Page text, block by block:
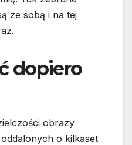
ze sobą i na tej
dopiero
obrazy
o kilkaset